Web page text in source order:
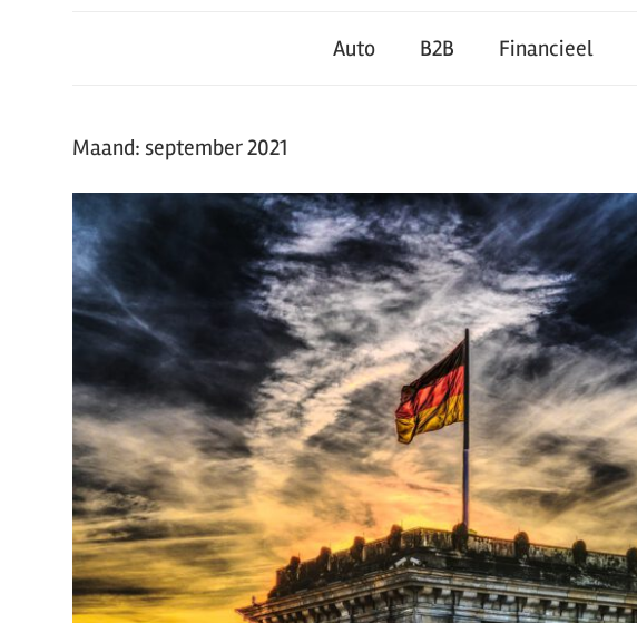
Auto B2B Financieel
Maand: september 2021